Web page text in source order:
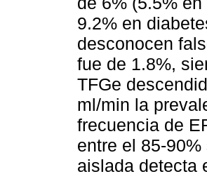
9.2% en
desconocen
fue de 1.8%,
TFGe
ml/min la
frecuencia de
entre el 85-
aislada detecta